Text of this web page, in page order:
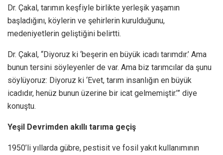
Dr. Çakal, tarımın keşfiyle birlikte yerleşik yaşamın
başladığını, köylerin ve şehirlerin kurulduğunu,
medeniyetlerin geliştiğini belirtti.
Dr. Çakal, “Diyoruz ki ‘beşerin en büyük icadı tarımdır.’ Ama
bunun tersini söyleyenler de var. Ama biz tarımcılar da şunu
söylüyoruz: Diyoruz ki ‘Evet, tarım insanlığın en büyük
icadıdır, henüz bunun üzerine bir icat gelmemiştir.’” diye
konuştu.
Yeşil Devrimden akıllı tarıma geçiş
1950’li yıllarda gübre, pestisit ve fosil yakıt kullanımının